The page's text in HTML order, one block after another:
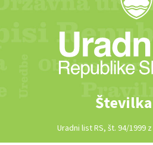
Uradni list RS, št. 94/1999